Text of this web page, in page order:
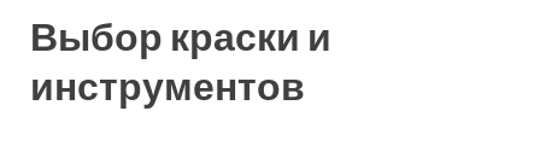
Выбор краски и
инструментов